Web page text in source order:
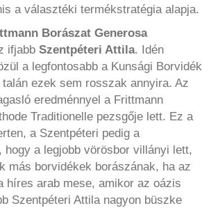
a választéki termékstratégia alapja.
Borászat Generosa
ifjabb Szentpéteri Attila. Idén
a legfontosabb a Kunsági Borvidék
ezek sem rosszak annyira. Az
eredménnyel a Frittmann
Traditionelle pezsgője lett. Ez a
a Szentpéteri pedig a
a legjobb vörösbor villányi lett,
más borvidékek borászának, ha az
híres arab mese, amikor az oázis
Szentpéteri Attila nagyon büszke